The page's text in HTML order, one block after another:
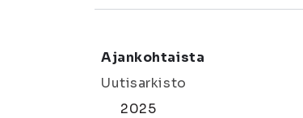
Ajankohtaista
Uutisarkisto
2025